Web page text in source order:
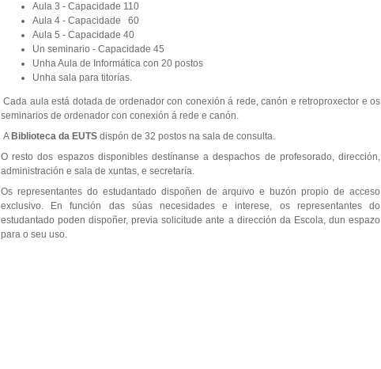
Aula 3 - Capacidade 110
Aula 4 - Capacidade 60
Aula 5 - Capacidade 40
Un seminario - Capacidade 45
Unha Aula de Informática con 20 postos
Unha sala para titorías.
Cada aula está dotada de ordenador con conexión á rede, canón e retroproxector e os
seminarios de ordenador con conexión á rede e canón.
A Biblioteca da EUTS dispón de 32 postos na sala de consulta.
O resto dos espazos disponibles destínanse a despachos de profesorado, dirección,
administración e sala de xuntas, e secretaría.
Os representantes do estudantado dispoñen de arquivo e buzón propio de acceso
exclusivo. En función das súas necesidades e interese, os representantes do
estudantado poden dispoñer, previa solicitude ante a dirección da Escola, dun espazo
para o seu uso.